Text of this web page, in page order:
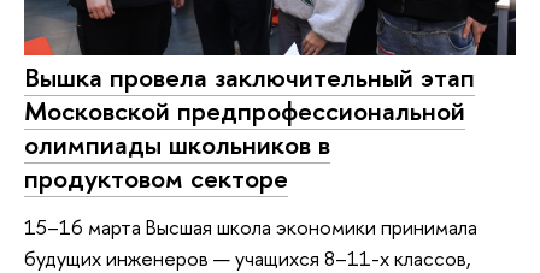
Вышка провела заключительный этап
Московской предпрофессиональной
олимпиады школьников в
продуктовом секторе
15–16 марта Высшая школа экономики принимала
будущих инженеров — учащихся 8–11-х классов,